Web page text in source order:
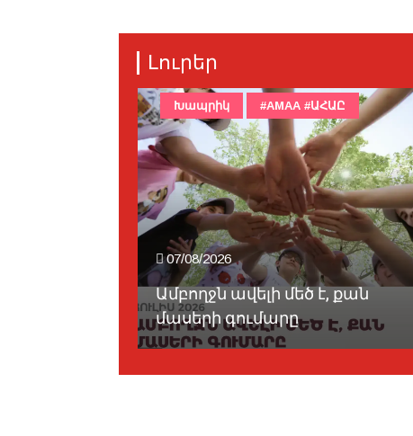
Լուրեր
07/08/2026
Ամբողջն ավելի մեծ է, քան
մասերի գումարը
Խապրիկ #AMAA #ԱՀԱԸ